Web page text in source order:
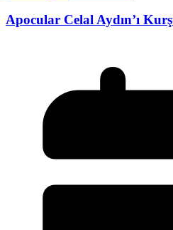
Apocular Celal Aydın’ı